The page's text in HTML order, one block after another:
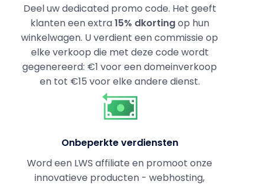
Deel uw dedicated promo code. Het geeft
klanten een extra15% dkortingop hun
winkelwagen. U verdient een commissie op
elke verkoop die met deze code wordt
gegenereerd: €1 voor een domeinverkoop
en tot €15 voor elke andere dienst.
Onbeperkte verdiensten
Word een LWS affiliate en promoot onze
innovatieve producten - webhosting,